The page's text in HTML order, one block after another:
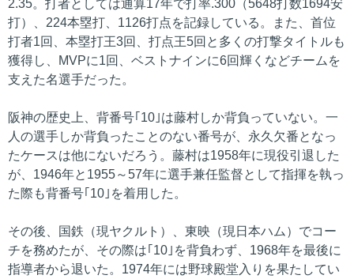
2.35。打者としては通算17年で打率.300（5648打数1694安
打）、224本塁打、1126打点を記録している。また、首位
打者1回、本塁打王3回、打点王5回と多くの打撃タイトルも
獲得し、MVPに1回、ベストナインに6回輝くなどチームを
支えた名選手だった。
阪神の歴史上、背番号｢10｣は藤村しか背負っていない。一
人の選手しか背負ったことのない番号が、永久欠番となっ
たケースは他にないだろう。藤村は1958年に現役引退した
が、1946年と1955～57年に選手兼任監督として指揮を執っ
た際も背番号｢10｣を着用した。
その後、国鉄（現ヤクルト）、東映（現日本ハム）でコー
チを務めたが、その際は｢10｣を背負わず、1968年を最後に
指導者から退いた。1974年には野球殿堂入りを果たしてい